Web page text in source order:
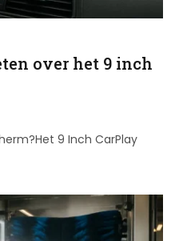
over het 9 inch
9 Inch CarPlay